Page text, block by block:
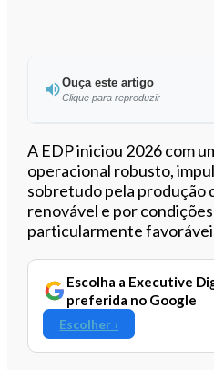
Ouça este artigo
Clique para reproduzir
A EDP iniciou 2026 com
operacional robusto,
sobretudo pela produção
renovável e por
particularmente
Escolha a Executive
preferida no Google
Escolher ›